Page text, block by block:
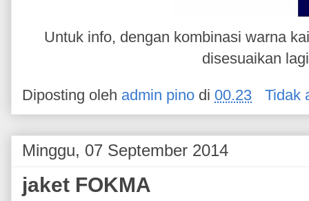
Untuk info, dengan kombinasi warna
disesuaikan
Diposting oleh admin pino di 00.23 Tidak
Minggu, 07 September 2014
jaket FOKMA